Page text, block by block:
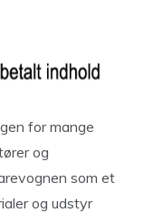
for mange
og
som et
og udstyr